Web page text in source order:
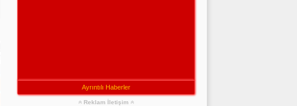
Ayrıntılı Haberler
Reklam İletişim